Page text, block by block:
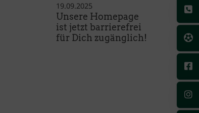
19.09.2025
Unsere Homepage
ist jetzt barrierefrei
für Dich zugänglich!